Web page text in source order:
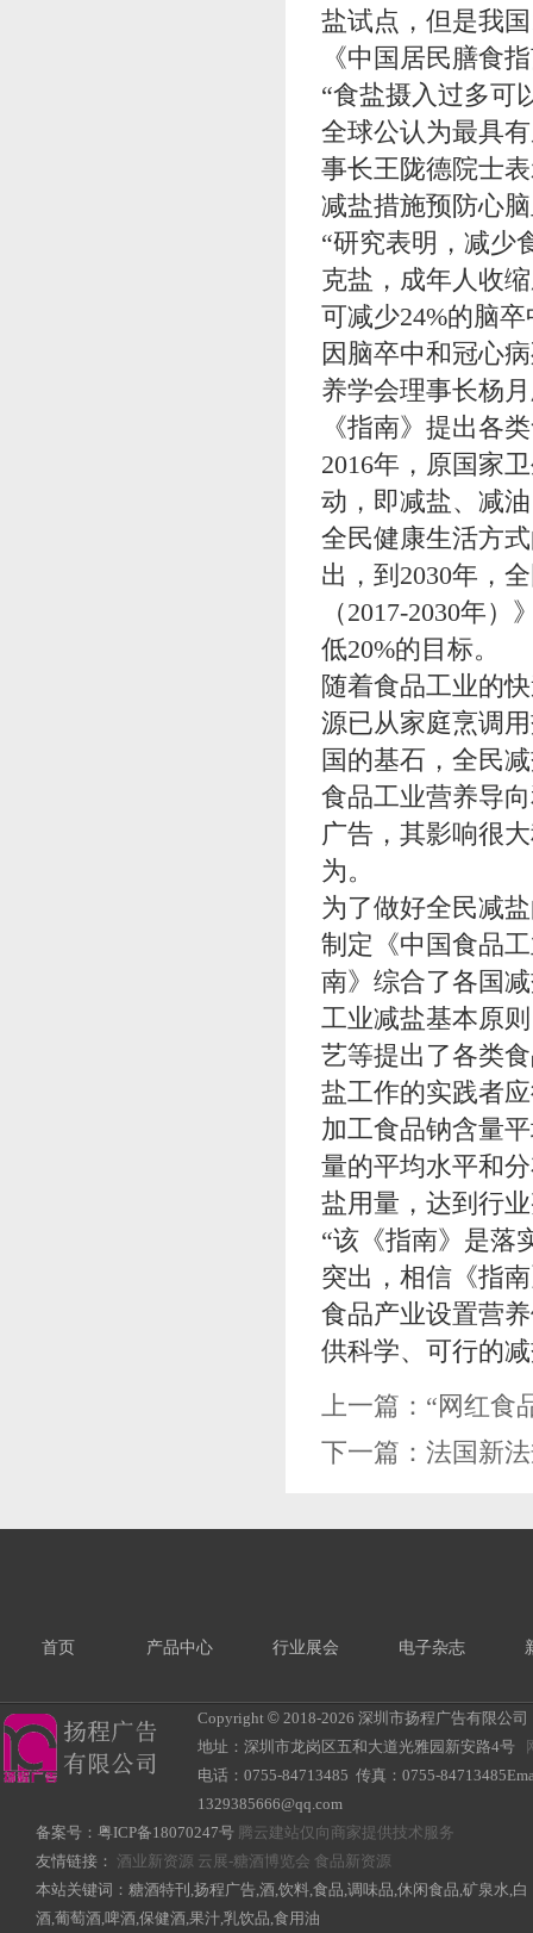
盐试点，但是我
《中国居民膳食
“食盐摄入过多可
全球公认为最具
事长王陇德院士
减盐措施预防心
“研究表明，减少
克盐，成年人收
可减少24%的脑
因脑卒中和冠心
养学会理事长杨
《指南》提出各
2016年，原国家
动，即减盐、减
全民健康生活方
出，到2030年，
（2017-2030年
低20%的目标。
随着食品工业的
源已从家庭烹调
国的基石，全民
食品工业营养导
广告，其影响很
为。
为了做好全民减
制定《中国食品
南》综合了各国
工业减盐基本原
艺等提出了各类
盐工作的实践者
加工食品钠含量
量的平均水平和
盐用量，达到行
“该《指南》是落
突出，相信《指
食品产业设置营
供科学、可行的
上一篇： “网红食
下一篇： 法国新
首页 产品中心 行业展会 电子杂志
Copyright © 2018-2026 深圳市扬程广告有限公
地址：深圳市龙岗区五和大道光雅园新安路4号
电话：0755-84713485 传真：0755-
1329385666@qq.com
备案号： 粤ICP备18070247号 腾云建站仅向商家提供技术服务
友情链接： 酒业新资源 云展-糖酒博览会 食品新资源
本站关键词：糖酒特刊,扬程广告,酒,饮料,食品,调味品,休闲食品,矿泉水,白
酒,葡萄酒,啤酒,保健酒,果汁,乳饮品,食用油